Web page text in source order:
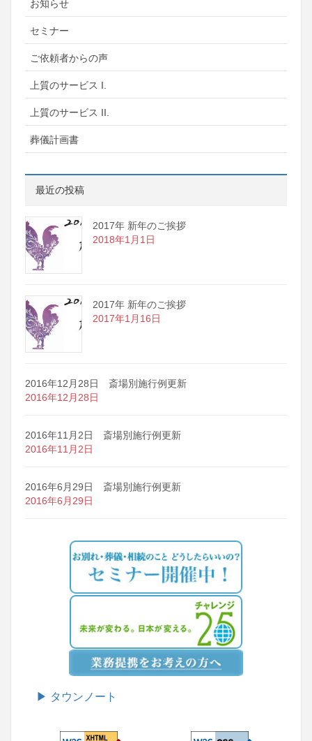
お知らせ
セミナー
ご依頼者からの声
上質のサービス I.
上質のサービス II.
葬儀計画書
最近の投稿
2017年 新年のご挨拶
2018年1月1日
2017年 新年のご挨拶
2017年1月16日
2016年12月28日 斎場別施行例更新
2016年12月28日
2016年11月2日 斎場別施行例更新
2016年11月2日
2016年6月29日 斎場別施行例更新
2016年6月29日
▶ タウンノート